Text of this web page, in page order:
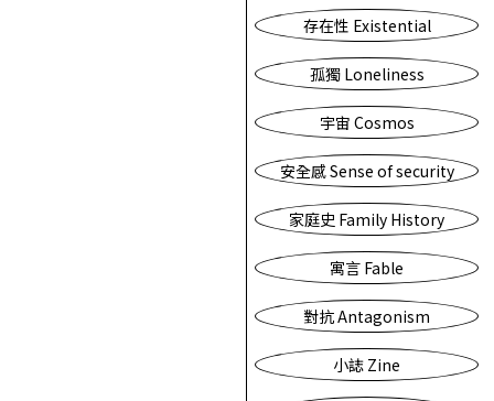
存在性 Existential
孤獨 Loneliness
宇宙 Cosmos
安全感 Sense of security
家庭史 Family History
寓言 Fable
對抗 Antagonism
小誌 Zine